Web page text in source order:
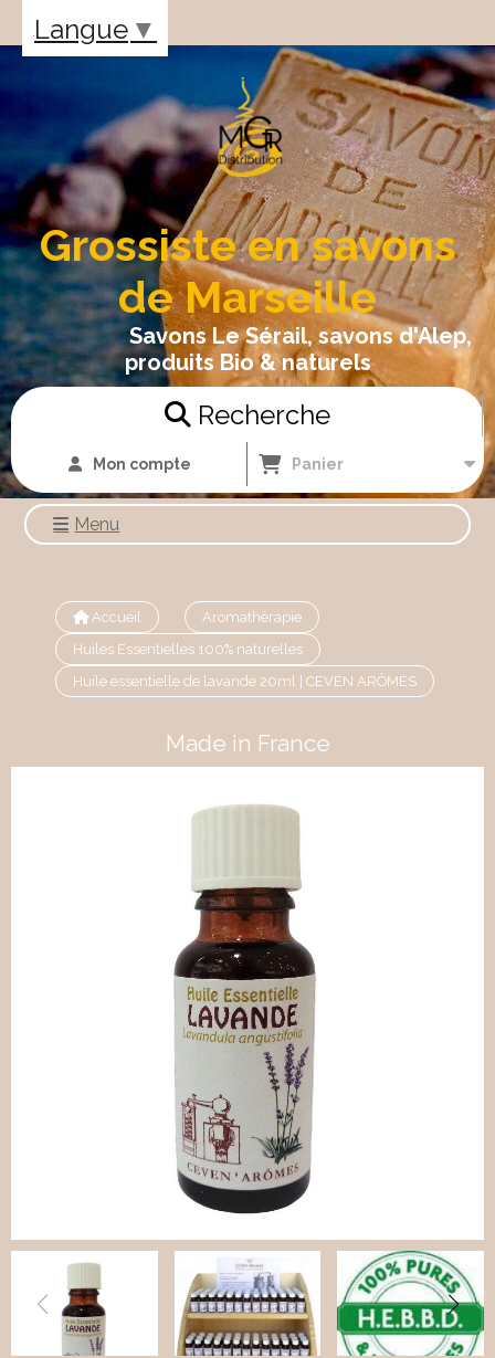
Grossiste en savons
de Marseille
Savons Le Sérail, savons d'Alep,
produits Bio & naturels
Recherche
Mon compte Panier
Menu
Accueil
Aromathérapie
Huiles Essentielles 100% naturelles
Huile essentielle de lavande 20ml | CEVEN ARÔMES
Made in France
Langue ▼